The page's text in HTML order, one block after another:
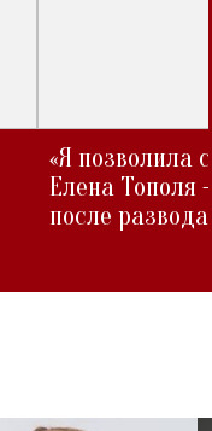
«Я позволила
Елена Тополя
после развода